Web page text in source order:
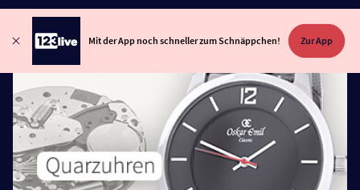
Mit der App noch schneller zum Schnäppchen! Zur App